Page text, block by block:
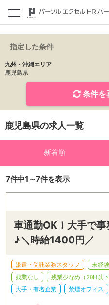
指定した条件
九州・沖縄エリア
鹿児島県
条件を
鹿児島県の求人一覧
新着順
7件中1～7件を表示
車通勤OK！大手で
♪＼時給1400円／
派遣・受託業務スタッフ 未経
残業なし
残業少なめ（20H以下
大手・有名企業
禁煙オフィス